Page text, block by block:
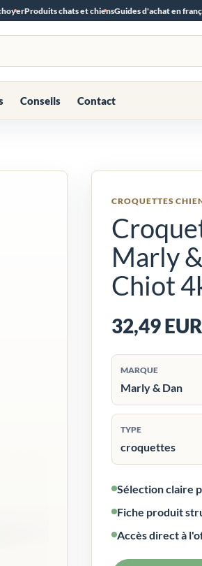
Produits chats et chiensGuides d'achat en
Conseils Contact
CROQUETTES
Marly
Chiot
32,49 EUR
MARQUE
Marly & Dan
TYPE
croquettes
Sélection claire
Fiche produit
Accès direct à